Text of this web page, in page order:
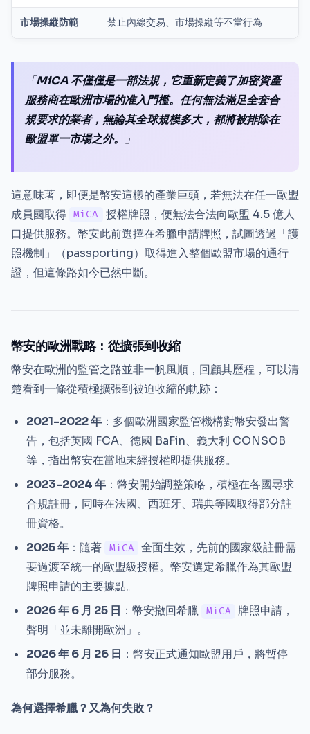
市場操縱防範 禁止內線交易、市場操縱等不當行為
「MiCA 不僅僅是一部法規，它重新定義了加密資產
服務商在歐洲市場的准入門檻。任何無法滿足全套合
規要求的業者，無論其全球規模多大，都將被排除在
歐盟單一市場之外。
」
這意味著，即便是幣安這樣的產業巨頭，若無法在任一歐盟
成員國取得
MiCA
授權牌照，便無法合法向歐盟 4.5 億人
口提供服務。幣安此前選擇在希臘申請牌照，試圖透過「護
照機制」（passporting）取得進入整個歐盟市場的通行
證，但這條路如今已然中斷。
幣安的歐洲戰略：從擴張到收縮
幣安在歐洲的監管之路並非一帆風順，回顧其歷程，可以清
楚看到一條從積極擴張到被迫收縮的軌跡：
2021-2022 年 ：多個歐洲國家監管機構對幣安發出警
告，包括英國 FCA、德國 BaFin、義大利 CONSOB
等，指出幣安在當地未經授權即提供服務。
2023-2024 年 ：幣安開始調整策略，積極在各國尋求
合規註冊，同時在法國、西班牙、瑞典等國取得部分註
冊資格。
2025 年 ：隨著 MiCA
全面生效，先前的國家級註冊需
要過渡至統一的歐盟級授權。幣安選定希臘作為其歐盟
牌照申請的主要據點。
2026 年 6 月 25 日 ：幣安撤回希臘 MiCA
牌照申請，
聲明「並未離開歐洲」。
2026 年 6 月 26 日 ：幣安正式通知歐盟用戶，將暫停
部分服務。
為何選擇希臘？又為何失敗？